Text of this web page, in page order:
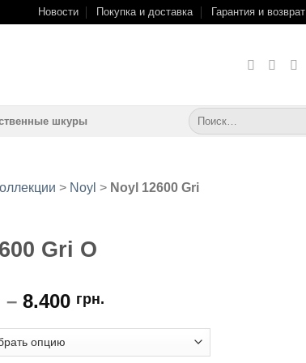
Новости Покупка и доставка Гарантия и возврат
шкуры
Искать:
> Noyl > Noyl 12600 Gri
Gri O
– 8.400 грн.